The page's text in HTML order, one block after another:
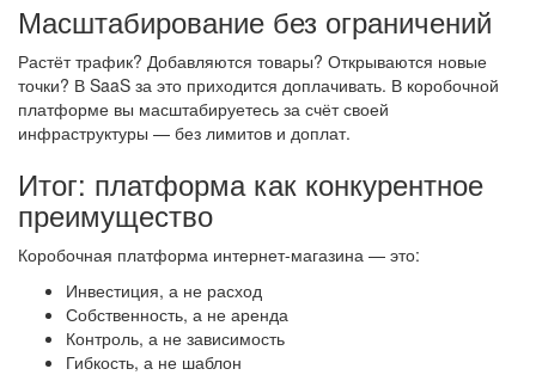
Масштабирование без ограничений
Растёт трафик? Добавляются товары? Открываются новые
точки? В SaaS за это приходится доплачивать. В коробочной
платформе вы масштабируетесь за счёт своей
инфраструктуры — без лимитов и доплат.
Итог: платформа как конкурентное
преимущество
Коробочная платформа интернет-магазина — это:
Инвестиция, а не расход
Собственность, а не аренда
Контроль, а не зависимость
Гибкость, а не шаблон